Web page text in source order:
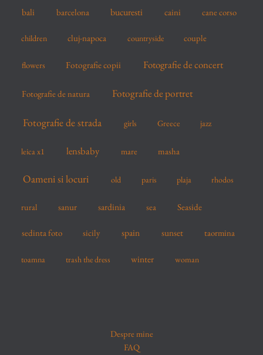
bali barcelona bucuresti caini cane corso
children cluj-napoca countryside couple
flowers Fotografie copii Fotografie de concert
Fotografie de natura Fotografie de portret
Fotografie de strada girls Greece jazz
leica x1 lensbaby mare masha
Oameni si locuri old paris plaja rhodos
rural sanur sardinia sea Seaside
sedinta foto sicily spain sunset taormina
toamna trash the dress winter woman
Despre mine
FAQ